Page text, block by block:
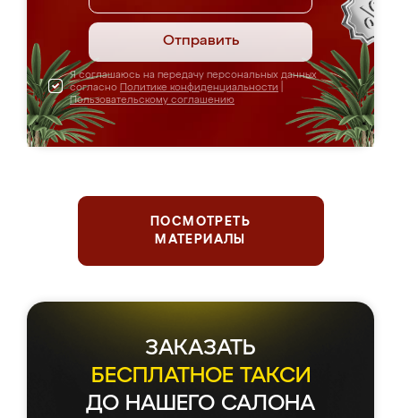
Отправить
Я соглашаюсь на передачу персональных данных
согласно Политике конфиденциальности
Пользовательскому соглашению
ПОСМОТРЕТЬ
МАТЕРИАЛЫ
ЗАКАЗАТЬ
БЕСПЛАТНОЕ ТАКСИ
ДО НАШЕГО САЛОНА